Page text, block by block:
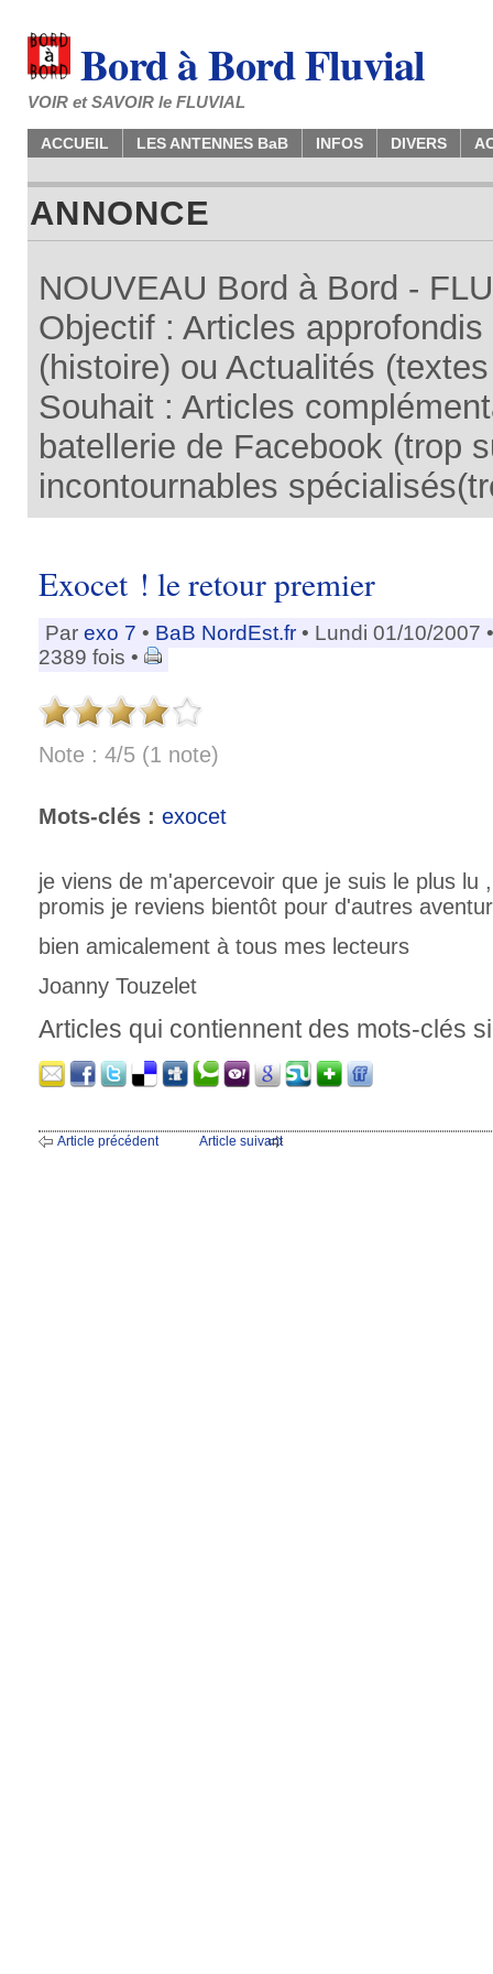
Bord à Bord Fluvial
VOIR et SAVOIR le FLUVIAL
ACCUEIL LES ANTENNES BaB INFOS DIVERS
ANNONCE
NOUVEAU Bord à Bord -
Objectif : Articles
(histoire) ou Actualités
Souhait : Articles
batellerie de Facebook (trop
incontournables
Exocet ! le retour premier
Par exo 7 • BaB NordEst.fr • Lundi 01/10/2007
2389 fois •
Note : 4/5 (1 note)
Mots-clés : exocet
je viens de m'apercevoir que je suis le plus lu
promis je reviens bientôt pour d'autres
bien amicalement à tous mes lecteurs
Joanny Touzelet
Articles qui contiennent des mots-clés
Article précédent Article suivant